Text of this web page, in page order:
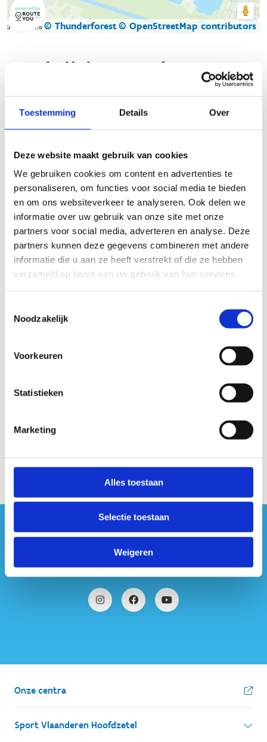
Toestemming Details Over
Deze website maakt gebruik van cookies
We gebruiken cookies om content en advertenties te
personaliseren, om functies voor social media te bieden
en om ons websiteverkeer te analyseren. Ook delen we
informatie over uw gebruik van onze site met onze
partners voor social media, adverteren en analyse. Deze
partners kunnen deze gegevens combineren met andere
informatie die u aan ze heeft verstrekt of die ze hebben
verzameld op basis van uw gebruik van hun services.
Noodzakelijk
Voorkeuren
Statistieken
Marketing
Alles toestaan
Selectie toestaan
Weigeren
Kaartgegevens © Thunderforest© OpenStreetMap contributors
Beschrijving van de route
vier verschillende natuur- en bosgebieden:
Sahara,
Kolonie,WaaltjesbosenKattenbos. Door de connecties
dus ook afstanden mogelijk. Zo zijn de parcours van Kolonie,
Sahara en Waaltjesbos met elkaar verbonden. Zowel de start-
to-runners als de trail- en marathonlopers zullen er dus hun
hart kunnen ophalen.
Kolonie
Ter hoogte van de tennisclub in de Sint-Bernardusstraat
starten een blauwe lus van 3,1 km, een rode lus van 5,1 km en
een zwarte lus van 7,1 km. De parcours brengen je door de
bossen en de heide, langs de zandputten en het kanaal, en
verbindingstraject vind je aansluiting op verschillende lussen
van de Sahara.
Startplaatsen
#sportersbelevenmeer
ook op sociale media
Onze centra
Sport Vlaanderen Hoofdzetel